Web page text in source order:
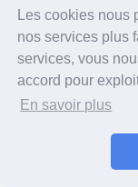
Les cookies nous
nos services plus
services, vous
accord pour
En savoir plus
Adresse
SOCIÉTÉ NOUVELLE
41, rue Voltaire
80570 Dargnies -